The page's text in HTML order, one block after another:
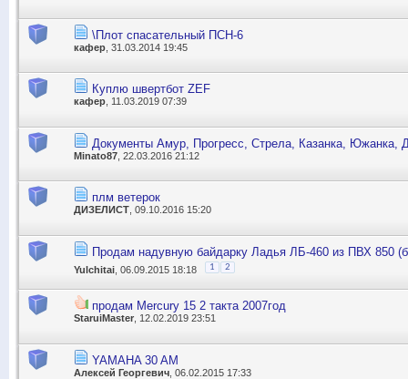
\Плот спасательный ПСН-6
кафер , 31.03.2014 19:45
Куплю швертбот ZEF
кафер, 11.03.2019 07:39
Документы Амур, Прогресс, Стрела, Казанка,
Minato87 , 22.03.2016 21:12
плм ветерок
ДИЗЕЛИСТ , 09.10.2016 15:20
Продам надувную байдарку Ладья ЛБ-460 из ПВХ 850
Yulchitai , 06.09.2015 18:18 1 2
продам Mercury 15 2 такта 2007год
StaruiMaster , 12.02.2019 23:51
YAMAHA 30 AM
Алексей Георгевич , 06.02.2015 17:33